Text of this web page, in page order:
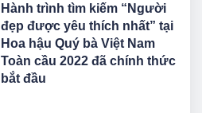
Hành trình tìm kiếm “Người
đẹp được yêu thích nhất” tại
Hoa hậu Quý bà Việt Nam
Toàn cầu 2022 đã chính thức
bắt đầu